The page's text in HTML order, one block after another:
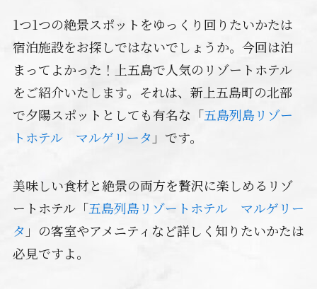
1つ1つの絶景スポットをゆっくり回りたいかたは
宿泊施設をお探しではないでしょうか。今回は泊
まってよかった！上五島で人気のリゾートホテル
をご紹介いたします。それは、新上五島町の北部
で夕陽スポットとしても有名な「五島列島リゾー
トホテル マルゲリータ 」です。
美味しい食材と絶景の両方を贅沢に楽しめるリゾ
ートホテル「五島列島リゾートホテル マルゲリー
タ 」の客室やアメニティなど詳しく知りたいかたは
必見ですよ。